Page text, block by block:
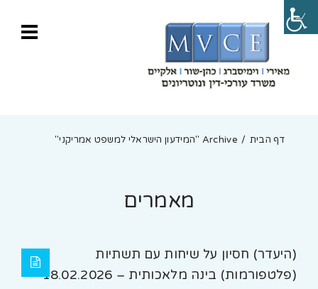
דף הבית Archive "המידעון הישראלי למשפט אמריקני"
מאמרים
(היעדר) חסיון על שיחות עם תשתיות
(פלטפורמות) בינה מלאכותית – 18.02.2026